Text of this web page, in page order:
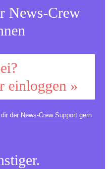
News-Crew
einloggen »
der News-Crew Supportgern